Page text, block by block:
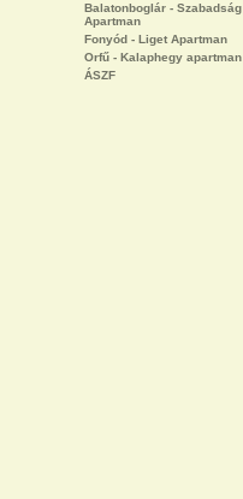
Balatonboglár - Szabadság
Apartman
Fonyód - Liget Apartman
Orfű - Kalaphegy apartman
ÁSZF